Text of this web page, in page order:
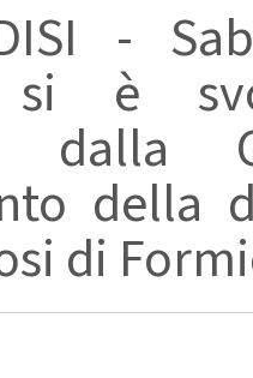
-
si è
dalla
della
di